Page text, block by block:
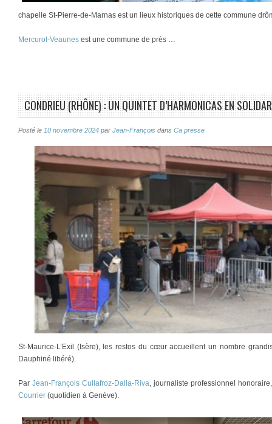
chapelle St-Pierre-de-Marnas est un lieux historiques de cette commune
Mercurol-Veaunes est une commune de près …
CONDRIEU (RHÔNE) : UN QUINTET D’HARMONICAS EN
Posté le 10 novembre 2024 par Jean-François dans Ca presse
St-Maurice-L’Exil (Isère), les restos du cœur accueillent un nombre
Dauphiné libéré).
Par Jean-François Cullafroz-Dalla-Riva , journaliste professionnel
Courrier (quotidien à Genève).